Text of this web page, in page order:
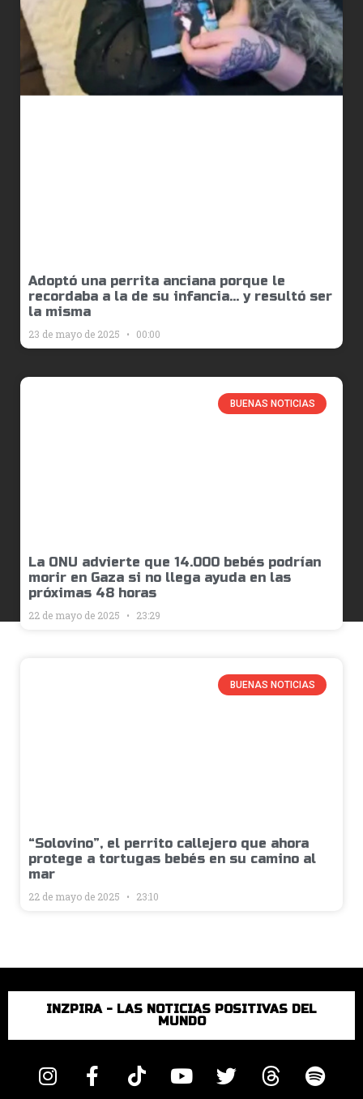
Adoptó una perrita anciana porque le
recordaba a la de su infancia… y resultó ser
la misma
23 de mayo de 2025 00:00
BUENAS NOTICIAS
La ONU advierte que 14.000 bebés podrían
morir en Gaza si no llega ayuda en las
próximas 48 horas
22 de mayo de 2025 23:29
BUENAS NOTICIAS
“Solovino”, el perrito callejero que ahora
protege a tortugas bebés en su camino al
mar
22 de mayo de 2025 23:10
INZPIRA - LAS NOTICIAS POSITIVAS DEL
MUNDO